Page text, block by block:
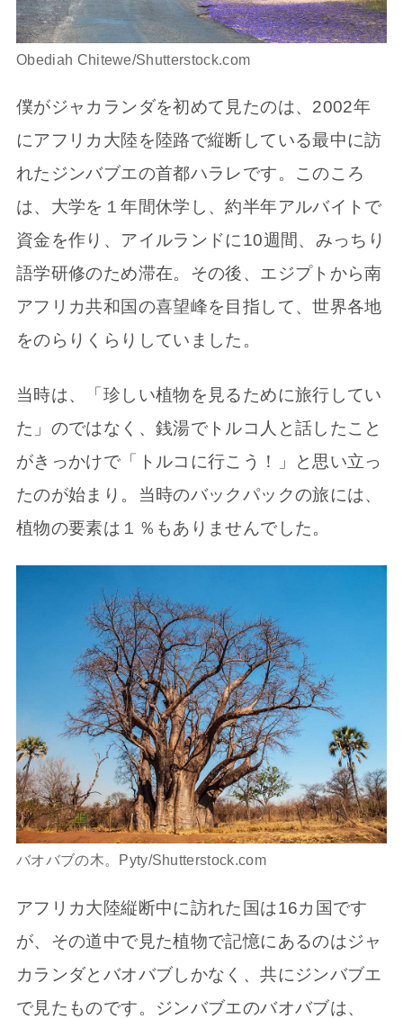
Obediah Chitewe/Shutterstock.com
僕がジャカランダを初めて見たのは、2002年
にアフリカ大陸を陸路で縦断している最中に訪
れたジンバブエの首都ハラレです。このころ
は、大学を１年間休学し、約半年アルバイトで
資金を作り、アイルランドに10週間、みっちり
語学研修のため滞在。その後、エジプトから南
アフリカ共和国の喜望峰を目指して、世界各地
をのらりくらりしていました。
当時は、「珍しい植物を見るために旅行してい
た」のではなく、銭湯でトルコ人と話したこと
がきっかけで「トルコに行こう！」と思い立っ
たのが始まり。当時のバックパックの旅には、
植物の要素は１％もありませんでした。
バオバブの木。Pyty/Shutterstock.com
アフリカ大陸縦断中に訪れた国は16カ国です
が、その道中で見た植物で記憶にあるのはジャ
カランダとバオバブしかなく、共にジンバブエ
で見たものです。ジンバブエのバオバブは、